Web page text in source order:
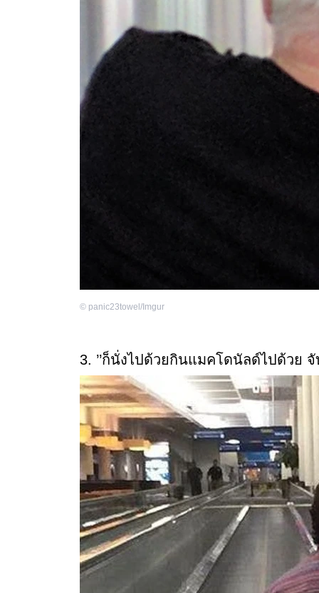
© panic23towel/Imgur
3. ’’ก็นั่งไปด้วยกินแมคโดนัลด์ไปด้วย